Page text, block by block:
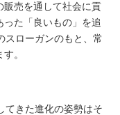
販売を通して社会に貢
た「良いもの」を追
スローガンのもと、常
。
てきた進化の姿勢はそ